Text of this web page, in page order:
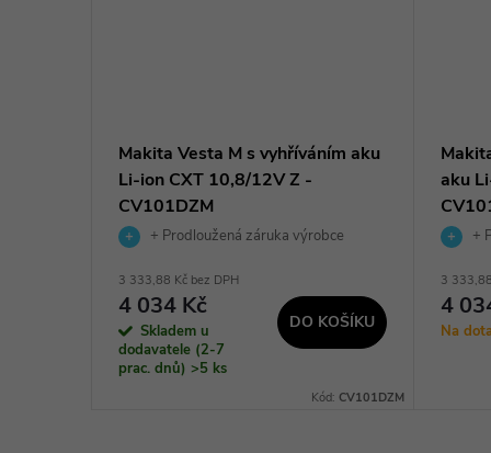
Makita Vesta M s vyhříváním aku
Li-ion CXT 10,8/12V Z -
CV101DZM
+ Prodloužená záruka výrobce
3 333,88 Kč bez DPH
4 034 Kč
Skladem u
dodavatele (2-7
prac. dnů) >5 ks
DO KOŠÍKU
Kód: CV101DZM
aku
+
3
4
Na